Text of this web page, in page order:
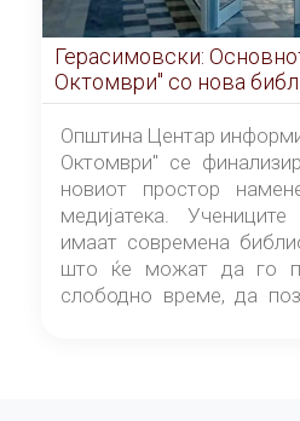
Герасимовски:
Октомври" со нова
од септември
Општина Центар
Октомври" се
новиот простор
медијатека.
имаат современа
што ќе можат да го
слободно време, да